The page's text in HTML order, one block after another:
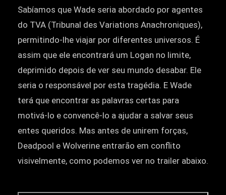
Sabíamos que Wade seria abordado por agentes
do TVA (Tribunal des Variations Anachroniques),
permitindo-lhe viajar por diferentes universos. É
assim que ele encontrará um Logan no limite,
deprimido depois de ver seu mundo desabar. Ele
seria o responsável por esta tragédia. E Wade
terá que encontrar as palavras certas para
motivá-lo e convencê-lo a ajudar a salvar seus
entes queridos. Mas antes de unirem forças,
Deadpool e Wolverine entrarão em conflito
visivelmente, como podemos ver no trailer abaixo.